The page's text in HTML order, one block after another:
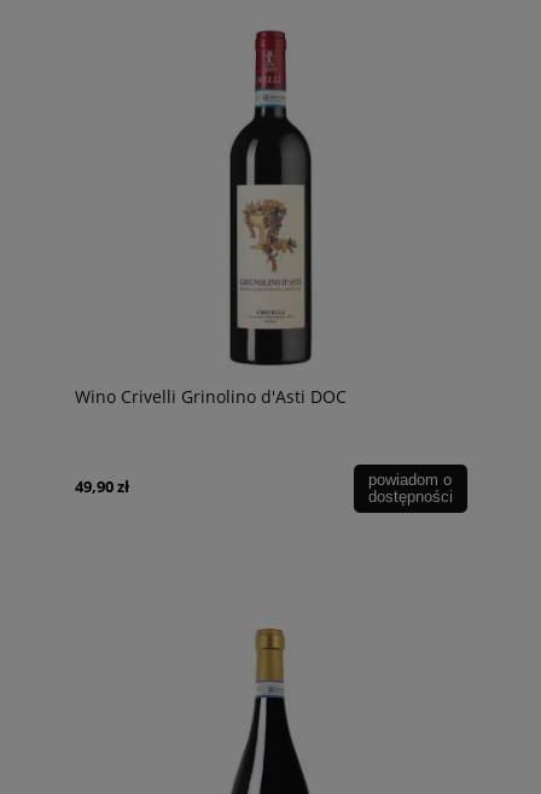
Wino Crivelli Grinolino d'Asti DOC
49,90 zł
powiadom o
dostępności